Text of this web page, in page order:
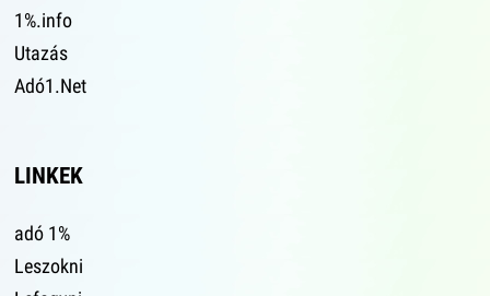
1%.info
Utazás
Adó1.Net
LINKEK
adó 1%
Leszokni